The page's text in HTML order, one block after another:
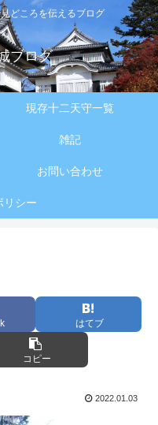
どころを伝えるブログ
ブログ
現存十二天守一覧
雑記
お問い合わせ
リシー
はてブ
コピー
2022.01.03